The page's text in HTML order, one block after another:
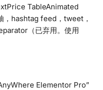
TableAnimated
，hashtag feed，tweet，
（已弃用。使用
Elementor Pro”